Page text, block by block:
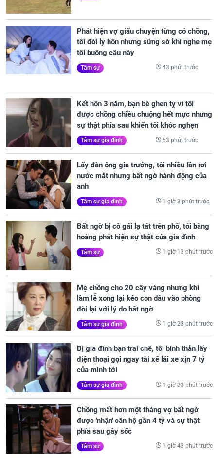
Phát hiện vợ giấu chuyện từng có chồng,
tôi đòi ly hôn nhưng sững sờ khi nghe mẹ
tôi buông câu này
Tâm sự 43 phút trước
Kết hôn 3 năm, bạn bè ghen tỵ vì tôi
được chồng chiều chuộng hết mực nhưng
sự thật phía sau khiến tôi khóc nghẹn
Tâm sự gia đình 53 phút trước
Lấy đàn ông gia trưởng, tôi nhiều lần rơi
nước mắt nhưng bất ngờ hành động của
anh
Tâm sự gia đình 1 giờ 3 phút trước
Bất ngờ bị cô gái lạ tát trên phố, tôi bàng
hoàng phát hiện sự thật của gia đình
Tâm sự 1 giờ 13 phút trước
Mẹ chồng cho 20 cây vàng nhưng khi
làm lễ xong lại kéo con dâu vào phòng
đòi lại với lý do bất ngờ
Tâm sự gia đình 1 giờ 23 phút trước
Bị gia đình bạn trai chê, tôi bình thản lấy
điện thoại gọi ngay tài xế lái xe xịn 7 tỷ
của mình tới
Tâm sự gia đình 1 giờ 33 phút trước
Chồng mất hơn một tháng vợ bất ngờ
được 'nhận' căn hộ gần 4 tỷ và sự thật
phía sau gây sốc
Tâm sự 1 giờ 43 phút trước